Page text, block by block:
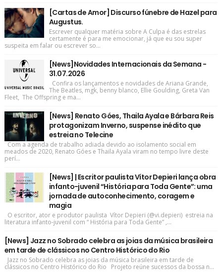
[Cartas de Amor] Discurso fúnebre de Hazel para
Augustus.
Escrever qualquer matéria sobre A Culpa é das estrelas
certamente é para me emocionar, já que eu sou super
suspeita em falar ou escrever so...
[News]Novidades Internacionais da Semana -
31.07.2026
Confira os lançamentos e novidades de Ariana Grande,
The Beatles, mgk, benny blanco, Ellie Goulding, Greta Van
Fleet, The Offspring e ma...
[News] Renato Góes, Thaila Ayala e Bárbara Reis
protagonizam Inverno, suspense inédito que
estreia no Telecine
Com a agenda de trabalho adiada devido ao isolamento social em
meados de 2020, Renato Góes e Thaila Ayala viram no tempo livre deste
perí...
[News] | Escritor paulista Vítor Depieri lança obra
infanto-juvenil “História para Toda Gente”: uma
jornada de autoconhecimento, coragem e
magia
O escritor, ator e produtor paulista Vítor Depieri (@vi.depieri) estreia na
literatura infanto-juvenil com “ História para Toda Gente” ,...
[News] Jazz no Sobrado celebra as joias da música brasileira
em tarde de clássicos no Centro Histórico do Rio
Jazz no Sobrado celebra as joias da música brasileira em tarde de
clássicos no Centro Histórico do Rio Projeto reúne sucessos da bossa n...